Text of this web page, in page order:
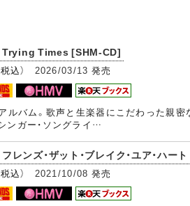
Trying Times [SHM-CD]
込） 2026/03/13 発売
ルバム。歌声と生楽器にこだわった親
ンガー・ソングライ…
レンズ・ザット・ブレイク・ユア・ハー
込） 2021/10/08 発売